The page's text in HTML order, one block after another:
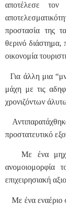
αποτέλεσε τον
προστασία της
θερινό διάστημα,
οικονομία
Για άλλη μια
μάχη με τις
χρονιζόντων
προστατευτικό
Με ένα
ανομοιομορφία
επιχειρησιακή
Με ένα εναέριο